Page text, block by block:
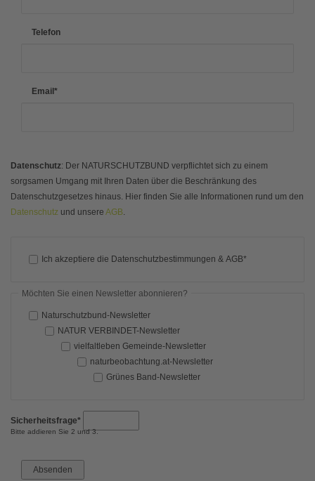
Telefon
Email *
Datenschutz: Der NATURSCHUTZBUND verpflichtet sich zu einem
sorgsamen Umgang mit Ihren Daten über die Beschränkung des
Datenschutzgesetzes hinaus. Hier finden Sie alle Informationen rund um den
Datenschutz und unsere AGB.
Ich akzeptiere die Datenschutzbestimmungen & AGB*
Möchten Sie einen Newsletter abonnieren?
Naturschutzbund-Newsletter
NATUR VERBINDET-Newsletter
vielfaltleben Gemeinde-Newsletter
naturbeobachtung.at-Newsletter
Grünes Band-Newsletter
Sicherheitsfrage*
Bitte addieren Sie 2 und 3.
Absenden